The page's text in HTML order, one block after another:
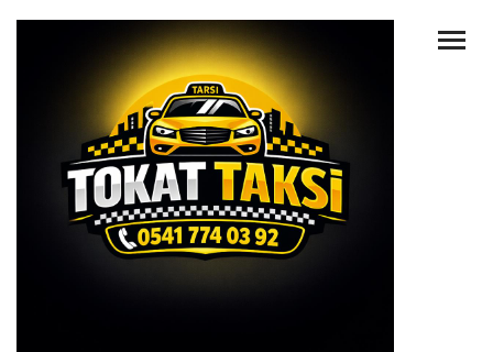
ANA SAYFA
HAKKIMIZDA
HIZMETLER
TAKSILERIMIZ
HABERLER